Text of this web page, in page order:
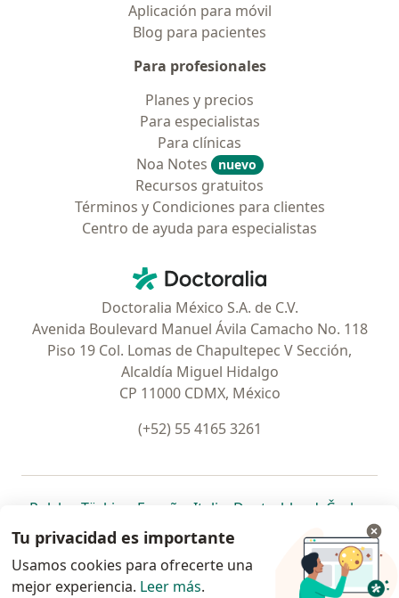
Aplicación para móvil
Blog para pacientes
Para profesionales
Planes y precios
Para especialistas
Para clínicas
Noa Notes
nuevo
Recursos gratuitos
Términos y Condiciones para clientes
Centro de ayuda para especialistas
Doctoralia - Página de inicio
Doctoralia México S.A. de C.V.
Avenida Boulevard Manuel Ávila Camacho No. 118
Piso 19 Col. Lomas de Chapultepec V Sección,
Alcaldía Miguel Hidalgo
CP 11000 CDMX, México
(+52) 55 4165 3261
Polska se abre en una nueva pestaña
Türkiye se abre en una nueva pestaña
España se abre en una nueva pestaña
Italia se abre en una nueva
Deutschlandse abre en
Česko
Portugal
se abre en una nueva pestaña
México se abre en una nueva pestaña
Chile se abre en una nueva pestaña
Brasil se abre en una nueva
se abre en
se
se abre en una nueva
www.doctoralia.com.mx © 2026 - Encuentra tu
Tu privacidad es importante
Usamos cookies para ofrecerte una
mejor experiencia. Leer más.